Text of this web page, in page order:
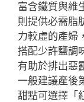
富含鐵質與維
則提供必需脂
力較虛的產婦
搭配少許鹽調
有助於排出惡
一般建議產後
甜點可選擇「